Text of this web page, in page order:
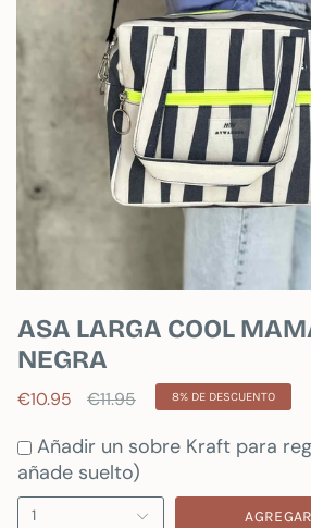
ASA LARGA COOL
NEGRA
€10.95
Precio
€11.95 8% DE DESCUENTO
Añadir un sobre Kraft para
añade suelto)
1